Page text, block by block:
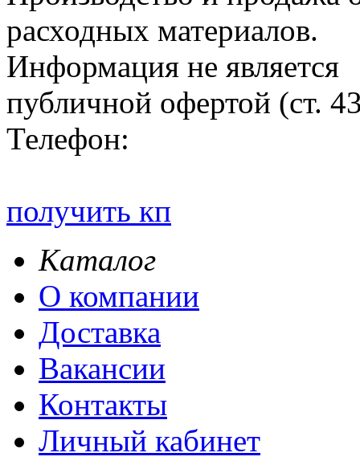
расходных материалов.
Информация не является
публичной офертой (ст.
Телефон:
получить кп
Каталог
О компании
Доставка
Вакансии
Контакты
Личный кабинет